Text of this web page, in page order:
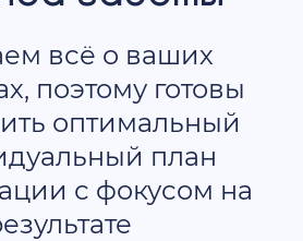
всё о ваших
поэтому готовы
оптимальный
план
с фокусом на